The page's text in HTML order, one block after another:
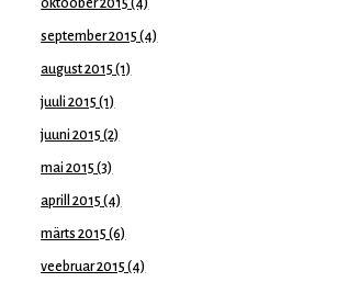
oktoober 2015 (4)
september 2015 (4)
august 2015 (1)
juuli 2015 (1)
juuni 2015 (2)
mai 2015 (3)
aprill 2015 (4)
märts 2015 (6)
veebruar 2015 (4)